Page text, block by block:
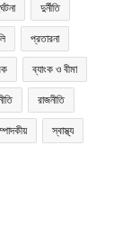
দুর্নীতি
প্রতারনা
ব্যাংক ও বীমা
রাজনীতি
স্বাস্থ্য